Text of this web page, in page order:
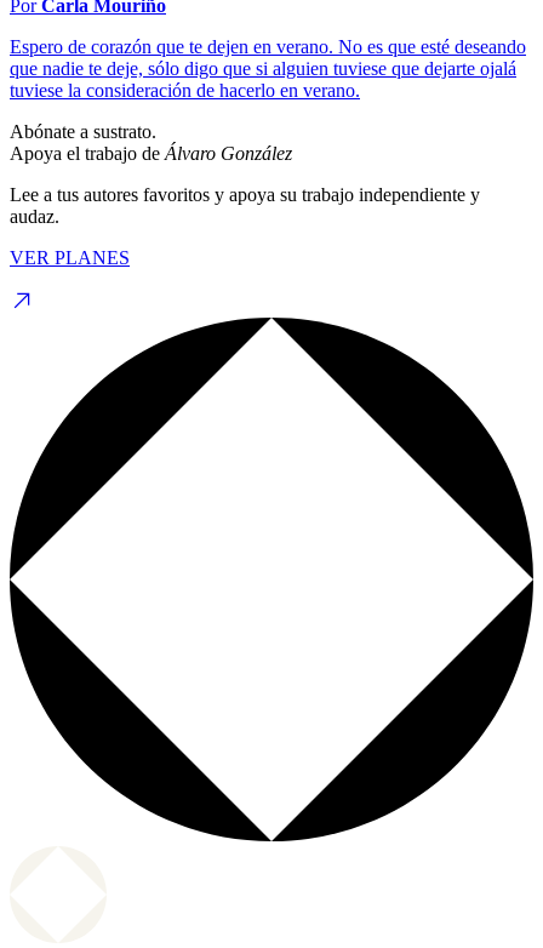
PorCarla Mouriño
Espero de corazón que te dejen en verano. No es que esté deseando
que nadie te deje, sólo digo que si alguien tuviese que dejarte ojalá
tuviese la consideración de hacerlo en verano.
Abónate a sustrato.
Apoya el trabajo de Álvaro González
Lee a tus autores favoritos y apoya su trabajo independiente y
audaz.
VER PLANES